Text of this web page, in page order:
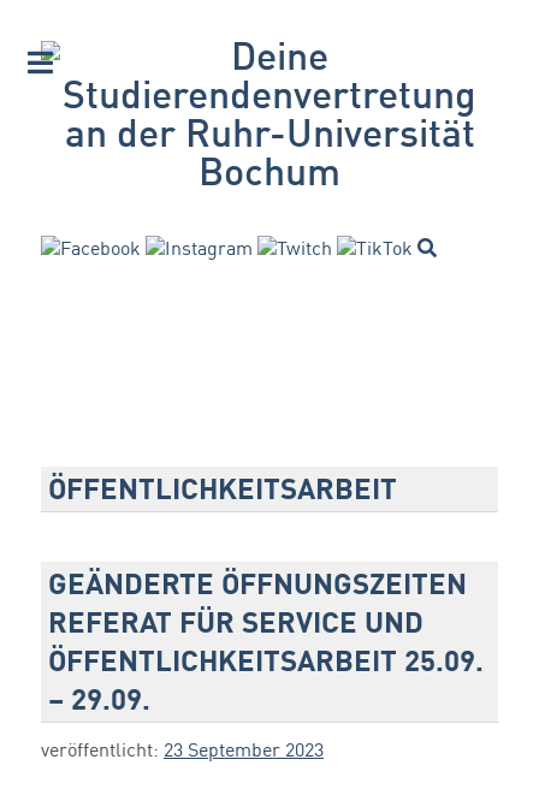
ÖFFENTLICHKEITSARBEIT
GEÄNDERTE ÖFFNUNGSZEITEN
REFERAT FÜR SERVICE UND
ÖFFENTLICHKEITSARBEIT 25.09.
– 29.09.
veröffentlicht: 23 September 2023